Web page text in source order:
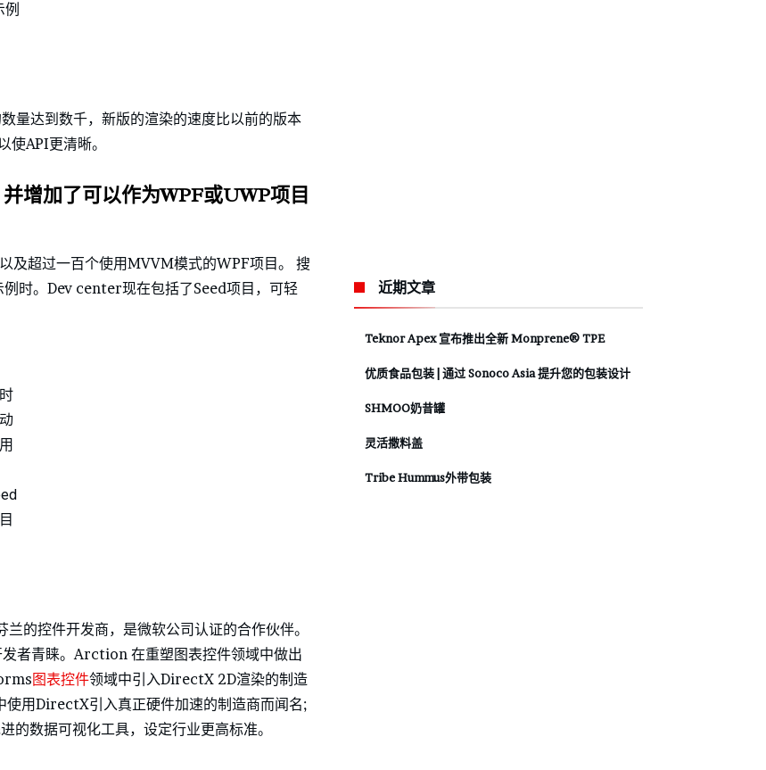
达到数千，新版的渲染的速度比以前的版本
API更清晰。
增加了可以作为WPF或UWP项目
及超过一百个使用MVVM模式的WPF项目。 搜
时。Dev center现在包括了Seed项目，可轻
的控件开发商，是微软公司认证的合作伙伴。
者青睐。Arction 在重塑图表控件领域中做出
图表控件领域中引入DirectX 2D渲染的制造
用DirectX引入真正硬件加速的制造商而闻名;
数据可视化工具，设定行业更高标准。
近期文章
Teknor Apex 宣布推出全新 Monprene® TPE
优质食品包装 | 通过 Sonoco Asia 提升您的包装设计
SHMOO奶昔罐
灵活撒料盖
Tribe Hummus外带包装